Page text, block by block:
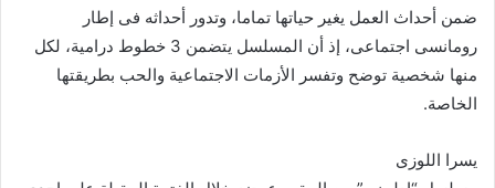
ضمن أحداث العمل يغير حياتها تماما، وتدور أحداثه فى إطار
رومانسى اجتماعى، إذ أن المسلسل يتضمن 3 خطوط درامية، لكل
منها شخصية توضح وتفسر الأزمات الاجتماعية والحب بطريقتها
الخاصة.
يسرا اللوزى